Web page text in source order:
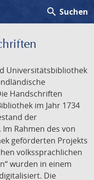
search Suchen
Universitätsbibliothek
Handschriften
im Jahr 1734
der
Rahmen des von
geförderten Projekts
volkssprachlichen
wurden in einem
Die